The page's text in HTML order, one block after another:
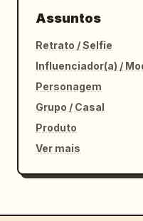
Assuntos
Retrato / Selfie
Influenciador(a) /
Personagem
Grupo / Casal
Produto
Ver mais